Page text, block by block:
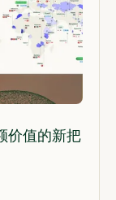
价值的新把